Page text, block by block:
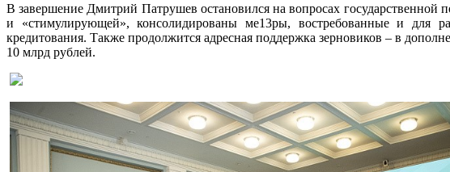
В завершение Дмитрий Патрушев остановился на вопросах
и «стимулирующей», консолидированы ме13ры, востребованные и для
кредитования. Также продолжится адресная поддержка зерновиков – в
10 млрд рублей.